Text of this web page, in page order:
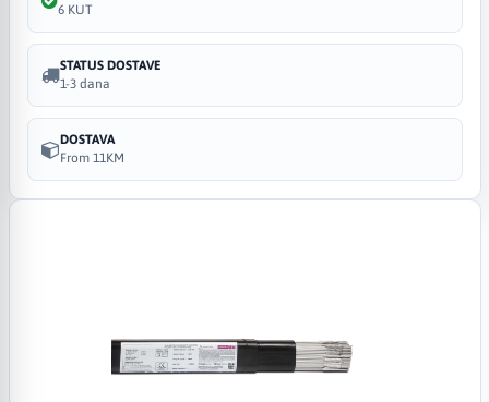
6 KUT
STATUS DOSTAVE
1-3 dana
DOSTAVA
From 11KM